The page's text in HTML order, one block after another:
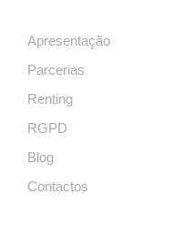
Apresentação
Parcerias
Renting
RGPD
Blog
Contactos